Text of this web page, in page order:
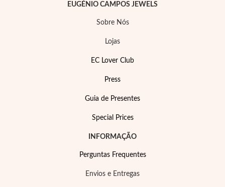
EUGÉNIO CAMPOS JEWELS
Sobre Nós
Lojas
EC Lover Club
Press
Guia de Presentes
Special Prices
INFORMAÇÃO
Perguntas Frequentes
Envios e Entregas